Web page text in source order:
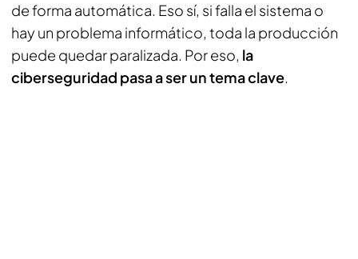
de forma automática. Eso sí, si falla el sistema o
hay un problema informático, toda la producción
puede quedar paralizada. Por eso, la
ciberseguridad pasa a ser un tema clave.